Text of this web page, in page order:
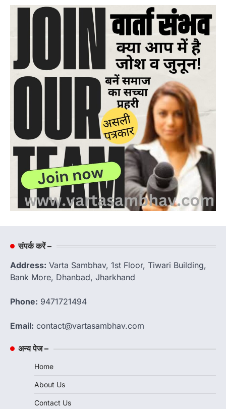
संपर्क करें –
Address: Varta Sambhav, 1st Floor, Tiwari Building,
Bank More, Dhanbad, Jharkhand
Phone: 9471721494
Email: contact@vartasambhav.com
अन्य पेज –
Home
About Us
Contact Us